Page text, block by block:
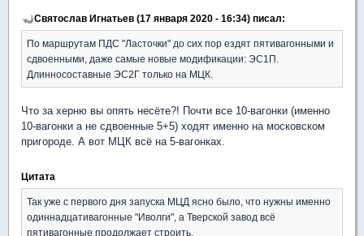
Святослав Игнатьев (17 января 2020 - 16:34) писал:
По маршрутам ПДС "Ласточки" до сих пор ездят пятивагонными и
сдвоенными, даже самые новые модификации: ЭС1П.
Длинносоставные ЭС2Г только на МЦК.
Что за херню вы опять несёте?! Почти все 10-вагонки (именно
10-вагонки а не сдвоенные 5+5) ходят именно на московском
пригороде. А вот МЦК всё на 5-вагонках.
Цитата
Так уже с первого дня запуска МЦД ясно было, что нужны именно
одиннадцативагонные "Иволги", а Тверской завод всё
пятивагонные продолжает строить.